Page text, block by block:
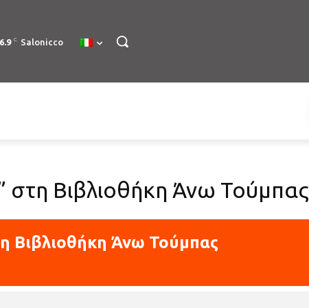
C Salonicco
στη Βιβλιοθήκη Άνω Τούμπας
Βιβλιοθήκη Άνω Τούμπας